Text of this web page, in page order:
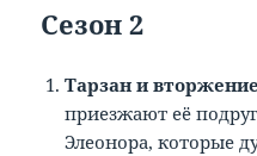
Сезон 2
Тарзан и
приезжают её
Элеонора, которые